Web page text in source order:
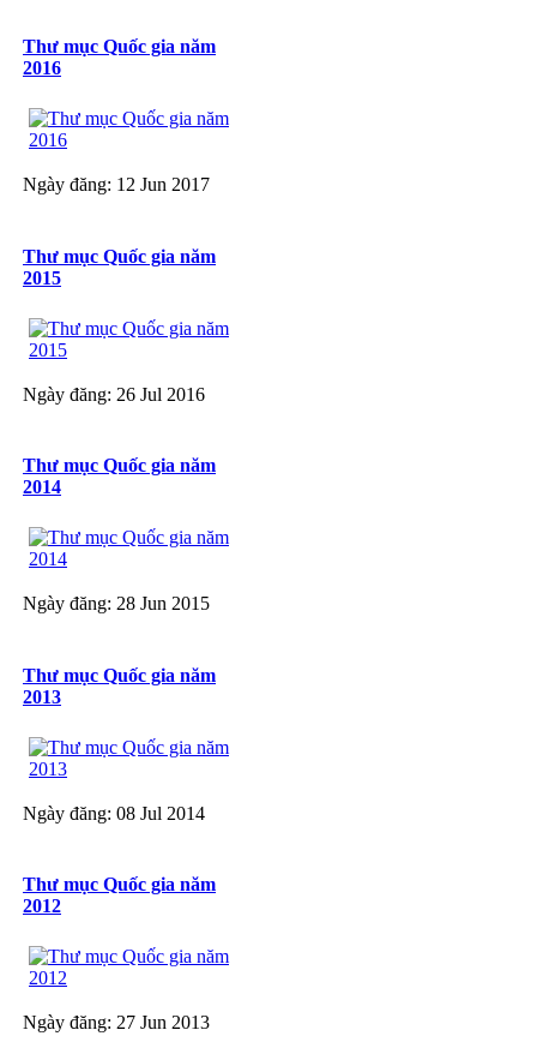
Thư mục Quốc gia năm
2016
Ngày đăng: 12 Jun 2017
Thư mục Quốc gia năm
2015
Ngày đăng: 26 Jul 2016
Thư mục Quốc gia năm
2014
Ngày đăng: 28 Jun 2015
Thư mục Quốc gia năm
2013
Ngày đăng: 08 Jul 2014
Thư mục Quốc gia năm
2012
Ngày đăng: 27 Jun 2013